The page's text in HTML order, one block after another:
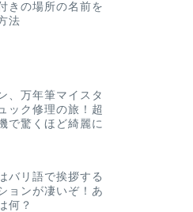
きの場所の名前を
法
、万年筆マイスタ
ック修理の旅！超
で驚くほど綺麗に
バリ語で挨拶する
ョンが凄いぞ！あ
何？